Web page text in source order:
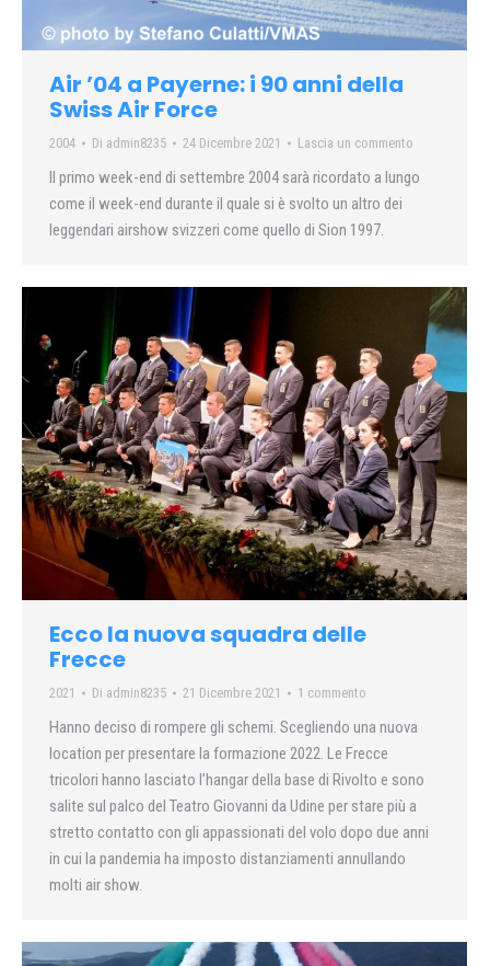
Air ’04 a Payerne: i 90 anni della
Swiss Air Force
2004 Di admin8235 24 Dicembre 2021 Lascia un commento
Il primo week-end di settembre 2004 sarà ricordato a lungo
come il week-end durante il quale si è svolto un altro dei
leggendari airshow svizzeri come quello di Sion 1997.
Ecco la nuova squadra delle
Frecce
2021 Di admin8235 21 Dicembre 2021 1 commento
Hanno deciso di rompere gli schemi. Scegliendo una nuova
location per presentare la formazione 2022. Le Frecce
tricolori hanno lasciato l’hangar della base di Rivolto e sono
salite sul palco del Teatro Giovanni da Udine per stare più a
stretto contatto con gli appassionati del volo dopo due anni
in cui la pandemia ha imposto distanziamenti annullando
molti air show.